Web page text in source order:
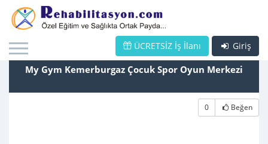
Giriş
ÜCRETSİZ İş İlanı
My Gym Kemerburgaz Çocuk Spor Oyun Merkezi
0 Beğen